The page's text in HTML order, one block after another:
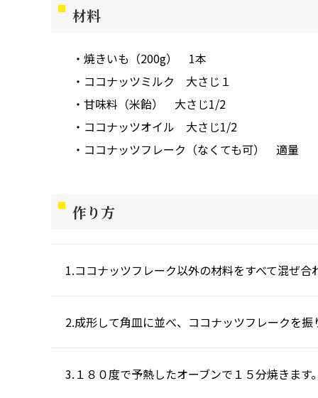
材料
焼きいも（200g）
1本
ココナッツミルク
大さじ１
甘味料（米飴）
大さじ1/2
ココナッツオイル
大さじ1/2
ココナッツフレーク（なくても可）
適量
作り方
ココナッツフレーク以外の材料をすべて混ぜ
成形して角皿に並べ、ココナッツフレークを振
１８０度で予熱したオーブンで１５分焼きます